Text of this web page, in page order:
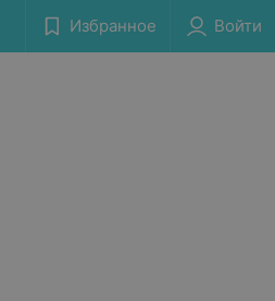
Избранное Войти